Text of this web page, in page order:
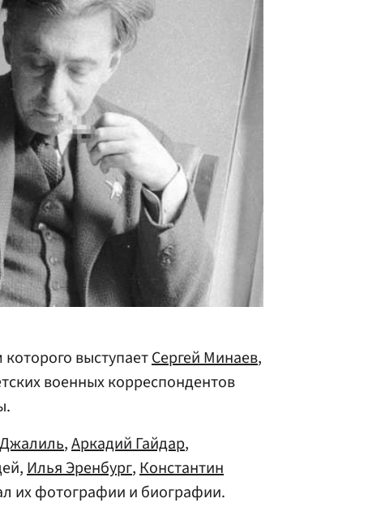
выступаетСергей Минаев,
военных корреспондентов
,Аркадий Гайдар,
Илья Эренбург,Константин
их фотографии и биографии.